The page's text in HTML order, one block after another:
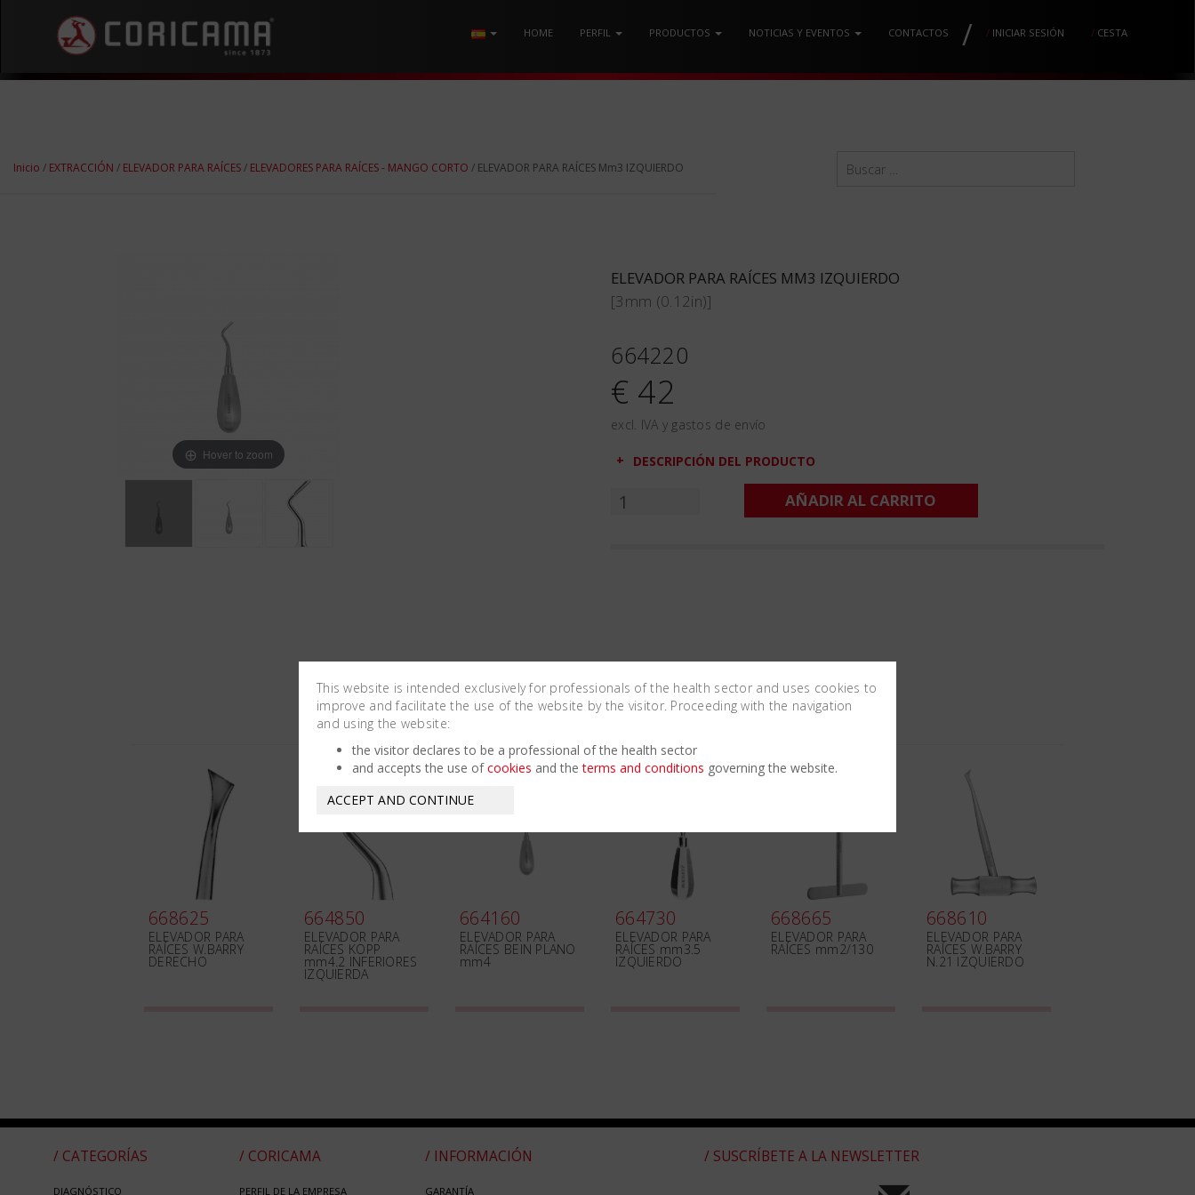
HOME PERFIL PRODUCTOS NOTICIAS Y EVENTOS CONTACTOS / / INICIAR SESIÓN / CESTA
Inicio / EXTRACCIÓN / ELEVADOR PARA RAÍCES/ ELEVADORES PARA RAÍCES - MANGO CORTO / ELEVADOR PARA RAÍCES Mm3 IZQUIERDO
Hover to zoom
ELEVADOR PARA RAÍCES MM3 IZQUIERDO
[3mm (0.12in)]
664220
€ 42
excl. IVA y gastos de envío
DESCRIPCIÓN DEL PRODUCTO
AÑADIR AL CARRITO
668625
ELEVADOR PARA
RAÍCES W.BARRY
DERECHO
664850
ELEVADOR PARA
RAÍCES KOPP
mm4.2 INFERIORES
IZQUIERDA
664160
ELEVADOR PARA
RAÍCES BEIN PLANO
mm4
664730
ELEVADOR PARA
RAÍCES mm3.5
IZQUIERDO
668665
ELEVADOR PARA
RAÍCES mm2/130
668610
ELEVADOR PARA
RAÍCES W.BARRY
N.21 IZQUIERDO
/ CATEGORÍAS
DIAGNÓSTICO
/ CORICAMA
PERFIL DE LA EMPRESA
/ INFORMACIÓN
GARANTÍA
/ SUSCRÍBETE A LA NEWSLETTER
This website is intended exclusively for professionals of the health sector and uses cookies to
improve and facilitate the use of the website by the visitor. Proceeding with the navigation
and using the website:
the visitor declares to be a professional of the health sector
and accepts the use ofcookies and theterms and conditions governing the website.
ACCEPT AND CONTINUE